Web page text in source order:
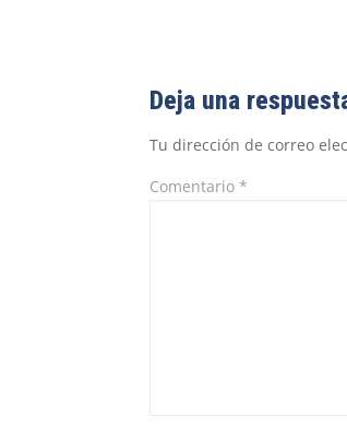
Deja una
Tu dirección de correo
Comentario *